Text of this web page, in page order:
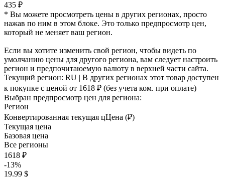
435 ₽
* Вы можете просмотреть цены в других регионах, просто
нажав по ним в этом блоке. Это только предпросмотр цен,
который не меняет ваш регион.
Если вы хотите изменить свой регион, чтобы видеть по
умолчанию цены для другого региона, вам следует настроить
регион и предпочитаюемую валюту в верхней части сайта.
Текущий регион: RU | В других регионах этот товар доступен
к покупке с ценой от 1618 ₽ (без учета ком. при оплате)
Выбран предпросмотр цен для региона:
Регион
Конвертированная текущая цЦена (₽)
Текущая цена
Базовая цена
Все регионы
1618 ₽
-13%
19.99 $